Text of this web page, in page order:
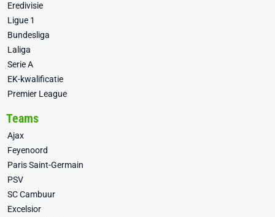
Eredivisie
Ligue 1
Bundesliga
Laliga
Serie A
EK-kwalificatie
Premier League
Teams
Ajax
Feyenoord
Paris Saint-Germain
PSV
SC Cambuur
Excelsior